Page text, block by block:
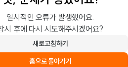
일시적인 오류가 발생했어요.
시 후에 다시 시도해주시겠어요?
새로고침하기
홈으로 돌아가기